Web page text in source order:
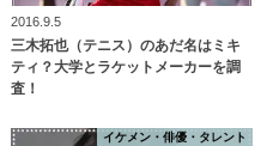
2016.9.5
三木拓也（テニス）のあだ名はミキ
ティ？大学とラケットメーカーを調
査！
イケメン・俳優・タレント